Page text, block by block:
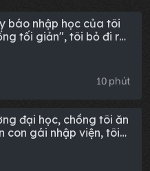
báo nhập học của tôi
tối giản", tôi bỏ đi rồi
10 phút
đại học, chồng tôi ăn
con gái nhập viện, tôi